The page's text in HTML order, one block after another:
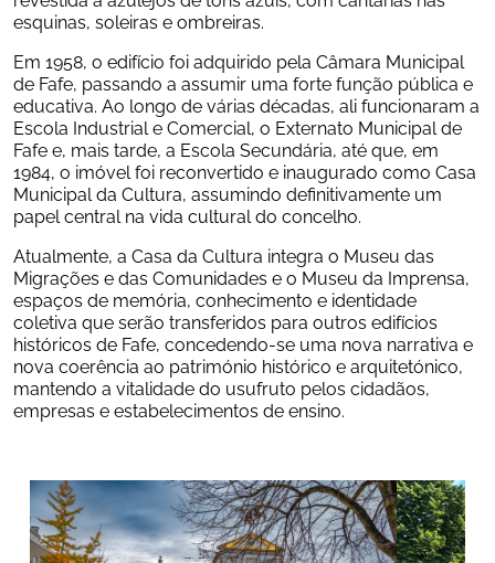
esquinas, soleiras e ombreiras.
Em 1958, o edifício foi adquirido pela Câmara Municipal
de Fafe, passando a assumir uma forte função pública e
educativa. Ao longo de várias décadas, ali funcionaram a
Escola Industrial e Comercial, o Externato Municipal de
Fafe e, mais tarde, a Escola Secundária, até que, em
1984, o imóvel foi reconvertido e inaugurado como Casa
Municipal da Cultura, assumindo definitivamente um
papel central na vida cultural do concelho.
Atualmente, a Casa da Cultura integra o Museu das
Migrações e das Comunidades e o Museu da Imprensa,
espaços de memória, conhecimento e identidade
coletiva que serão transferidos para outros edifícios
históricos de Fafe, concedendo-se uma nova narrativa e
nova coerência ao património histórico e arquitetónico,
mantendo a vitalidade do usufruto pelos cidadãos,
empresas e estabelecimentos de ensino.